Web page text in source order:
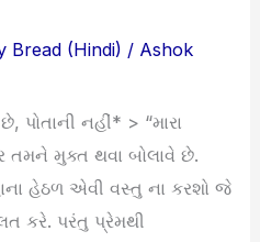
Bread (Hindi) / Ashok
પોતાની નહીં* > “મારા
મુક્ત થવા બોલાવે છે.
હેઠળ એવી વસ્તુ ના કરશો જે
કરે. પરંતુ પ્રેમથી